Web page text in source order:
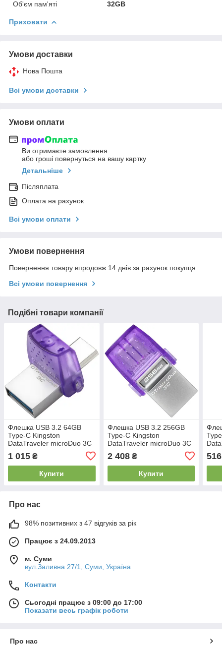
Об'єм пам'яті
32GB
Приховати
Умови доставки
Нова Пошта
Всі умови доставки
Умови оплати
Ви отримаєте замовлення
або гроші повернуться на вашу картку
Детальніше
Післяплата
Оплата на рахунок
Всі умови оплати
Умови повернення
Повернення товару впродовж 14 днів за рахунок покупця
Всі умови повернення
Подібні товари компанії
Флешка USB 3.2 64GB
Type-C Kingston
DataTraveler microDuo 3C
1 015 ₴
Купити
Флешка USB 3.2 256GB
Type-C Kingston
DataTraveler microDuo 3C
2 408₴
Купити
516
Про нас
98% позитивних з 47 відгуків за рік
Працює з 24.09.2013
м. Суми
вул.Заливна 27/1, Суми, Україна
Контакти
Сьогодні працює з 09:00 до 17:00
Показати весь графік роботи
Про нас